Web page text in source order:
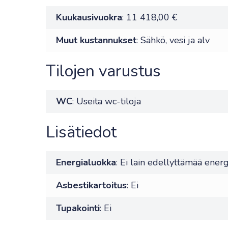
Kuukausivuokra: 11 418,00 €
Muut kustannukset: Sähkö, vesi ja alv
Tilojen varustus
WC: Useita wc-tiloja
Lisätiedot
Energialuokka: Ei lain edellyttämää
Asbestikartoitus: Ei
Tupakointi: Ei